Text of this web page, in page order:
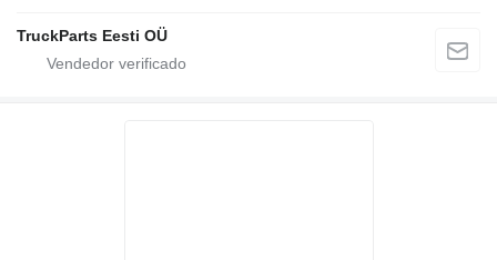
TruckParts Eesti OÜ